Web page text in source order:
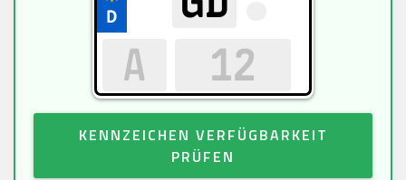
KENNZEICHEN VERFÜGBARKEIT
PRÜFEN